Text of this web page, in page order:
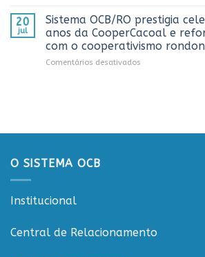
Vilhena
apresentação
Projeto
Rondônia
ESGCOOP
promove
debate
sobre
Rondônia
20
jul
Sistema OCB/RO prestigia
anos da CooperCacoal e
com o cooperativismo
Comentários desativados
20
cooperativismo
O SISTEMA OCB
Institucional
Central de Relacionamento